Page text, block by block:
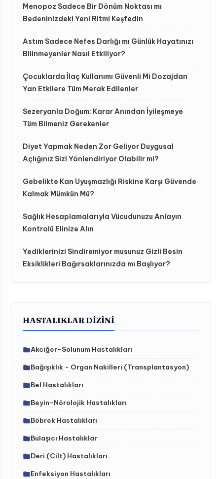
Menopoz Sadece Bir Dönüm Noktası mı
Bedeninizdeki Yeni Ritmi Keşfedin
Astım Sadece Nefes Darlığı mı Günlük Hayatınızı
Bilinmeyenler Nasıl Etkiliyor?
Çocuklarda İlaç Kullanımı Güvenli Mi Dozajdan
Yan Etkilere Tüm Merak Edilenler
Sezeryanla Doğum: Karar Anından İyileşmeye
Tüm Bilmeniz Gerekenler
Diyet Yapmak Neden Zor Geliyor Duygusal
Açlığınız Sizi Yönlendiriyor Olabilir mi?
Gebelikte Kan Uyuşmazlığı Riskine Karşı Güvende
Kalmak Mümkün Mü?
Sağlık Hesaplamalarıyla Vücudunuzu Anlayın
Kontrolü Elinize Alın
Yediklerinizi Sindiremiyor musunuz Gizli Besin
Eksiklikleri Bağırsaklarınızda mı Başlıyor?
HASTALIKLAR DIZINI
Akciğer-Solunum Hastalıkları
Bağışıklık - Organ Nakilleri (Transplantasyon)
Bel Hastalıkları
Beyin-Nörolojik Hastalıkları
Böbrek Hastalıkları
Bulaşıcı Hastalıklar
Deri (Cilt) Hastalıkları
Enfeksiyon Hastalıkları